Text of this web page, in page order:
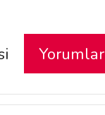
Yorumlar